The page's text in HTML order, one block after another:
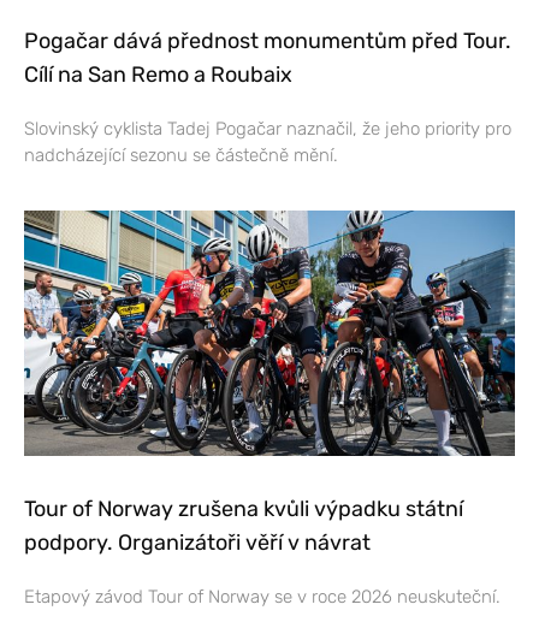
Pogačar dává přednost monumentům před Tour.
Cílí na San Remo a Roubaix
Slovinský cyklista Tadej Pogačar naznačil, že jeho priority pro
nadcházející sezonu se částečně mění.
Tour of Norway zrušena kvůli výpadku státní
podpory. Organizátoři věří v návrat
Etapový závod Tour of Norway se v roce 2026 neuskuteční.